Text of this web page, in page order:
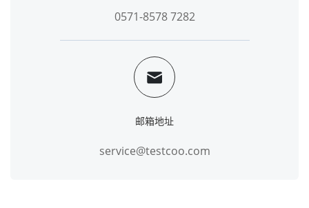
0571-8578 7282
邮箱地址
service@testcoo.com